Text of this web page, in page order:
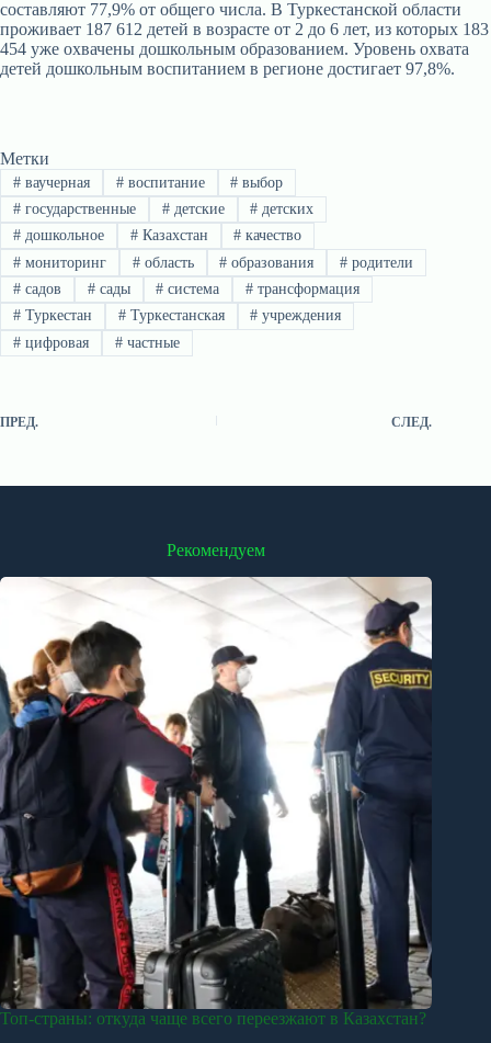
составляют 77,9% от общего числа. В Туркестанской области
проживает 187 612 детей в возрасте от 2 до 6 лет, из которых 183
454 уже охвачены дошкольным образованием. Уровень охвата
детей дошкольным воспитанием в регионе достигает 97,8%.
Метки
#ваучерная #воспитание # выбор
#государственные #детские # детских
#дошкольное #Казахстан # качество
#мониторинг #область # образования # родители
#садов #сады # система # трансформация
#Туркестан #Туркестанская # учреждения
#цифровая #частные
ПРЕД. СЛЕД.
Рекомендуем
Топ-страны: откуда чаще всего переезжают в Казахстан?